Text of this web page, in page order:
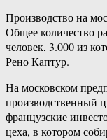
Производство на
Общее количество
человек, 3.000 из
Рено Каптур.
На московском
производственный
французские
цеха, в котором